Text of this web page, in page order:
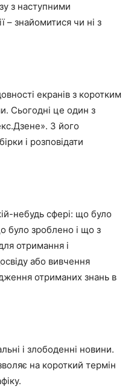
з наступними
– знайомитися чи ні з
екранів з коротким
Сьогодні це один з
З його
і розповідати
небудь сфері: що було
було зроблено і що з
отримання і
або вивчення
отриманих знань в
і злободенні новини.
на короткий термін